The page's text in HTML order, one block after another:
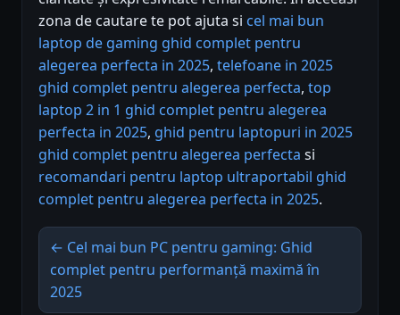
zona de cautare te pot ajuta si cel mai bun
laptop de gaming ghid complet pentru
alegerea perfecta in 2025, telefoane in 2025
ghid complet pentru alegerea perfecta, top
laptop 2 in 1 ghid complet pentru alegerea
perfecta in 2025, ghid pentru laptopuri in 2025
ghid complet pentru alegerea perfecta si
recomandari pentru laptop ultraportabil ghid
complet pentru alegerea perfecta in 2025.
← Cel mai bun PC pentru gaming: Ghid
complet pentru performanță maximă în
2025